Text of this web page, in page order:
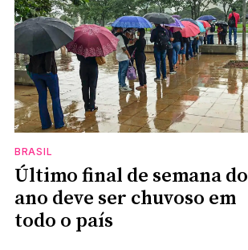
BRASIL
Último final de semana do
ano deve ser chuvoso em
todo o país